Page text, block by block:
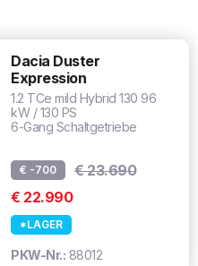
Dacia Duster
Expression
1.2 TCe mild Hybrid 130 96
kW / 130 PS
6-Gang Schaltgetriebe
€ -700
€ 23.690
€ 22.990
*LAGER
PKW-Nr.: 88012